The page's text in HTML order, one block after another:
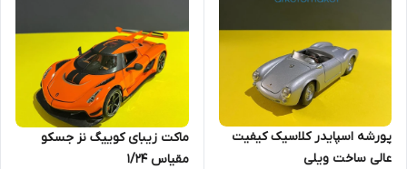
پورشه اسپایدر کلاسیک کیفیت
عالی ساخت ویلی
ماکت زیبای کوییگ نز جسکو
مقیاس ۱/۲۴